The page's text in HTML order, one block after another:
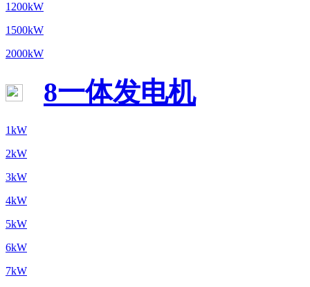
1200kW
1500kW
2000kW
8一体发电机
1kW
2kW
3kW
4kW
5kW
6kW
7kW